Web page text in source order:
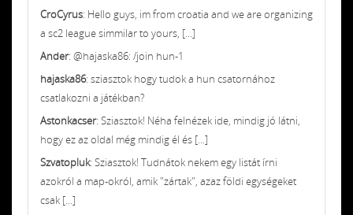
CroCyrus: Hello guys, im from croatia and we are organizing
a sc2 league simmilar to yours, [...]
Ander: @hajaska86: /join hun-1
hajaska86: sziasztok hogy tudok a hun csatornához
csatlakozni a játékban?
Astonkacser: Sziasztok! Néha felnézek ide, mindig jó látni,
hogy ez az oldal még mindig él és [...]
Szvatopluk: Sziasztok! Tudnátok nekem egy listát írni
azokról a map-okról, amik "zártak", azaz földi egységeket
csak [...]